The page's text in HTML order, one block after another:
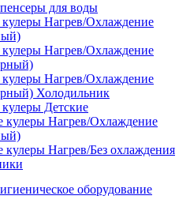
для воды
Нагрев/Охлаждение
Нагрев/Охлаждение
Нагрев/Охлаждение
Холодильник
Детские
кулеры Нагрев/Охлаждение
кулеры Нагрев/Без охлаждения
оборудование